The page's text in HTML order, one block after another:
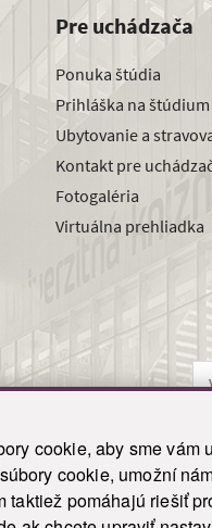
cookie, aby sme
cookie, umožní
taktiež pomáhajú riešiť
Pre uchádzača
Ponuka štúdia
Prihláška na štúdium
Ubytovanie a
Kontakt pre
Fotogaléria
Virtuálna prehliadka
© 2021-2026
This